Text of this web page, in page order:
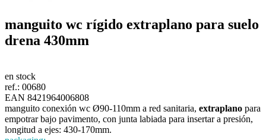
manguito wc rígido extraplano para suelo
drena 430mm
en stock
ref.: 00680
EAN 8421964006808
manguito conexión wc Ø90-110mm a red sanitaria, extraplano para
empotrar bajo pavimento, con junta labiada para insertar a presión,
longitud a ejes: 430-170mm.